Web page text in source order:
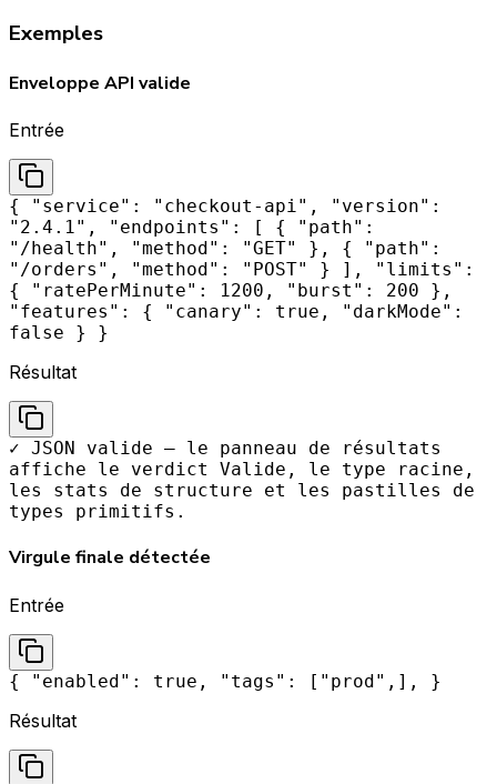
Exemples
Enveloppe API valide
Entrée
{ "service": "checkout-api", "version":
"2.4.1", "endpoints": [ { "path":
"/health", "method": "GET" }, { "path":
"/orders", "method": "POST" } ], "limits":
{ "ratePerMinute": 1200, "burst": 200 },
"features": { "canary": true, "darkMode":
false } }
Résultat
✓ JSON valide — le panneau de résultats
affiche le verdict Valide, le type racine,
les stats de structure et les pastilles de
types primitifs.
Virgule finale détectée
Entrée
{ "enabled": true, "tags": ["prod",], }
Résultat